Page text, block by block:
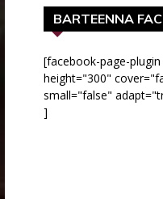
BARTEENNA
[facebook-page-
height="300"
small="false"
]